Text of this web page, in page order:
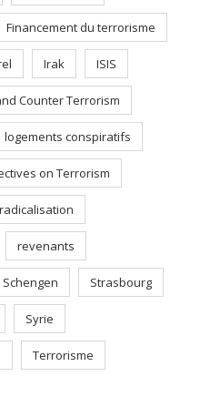
Financement du terrorisme
Irak ISIS
Counter Terrorism
logements conspiratifs
on Terrorism
radicalisation
revenants
Schengen Strasbourg
Syrie
Terrorisme